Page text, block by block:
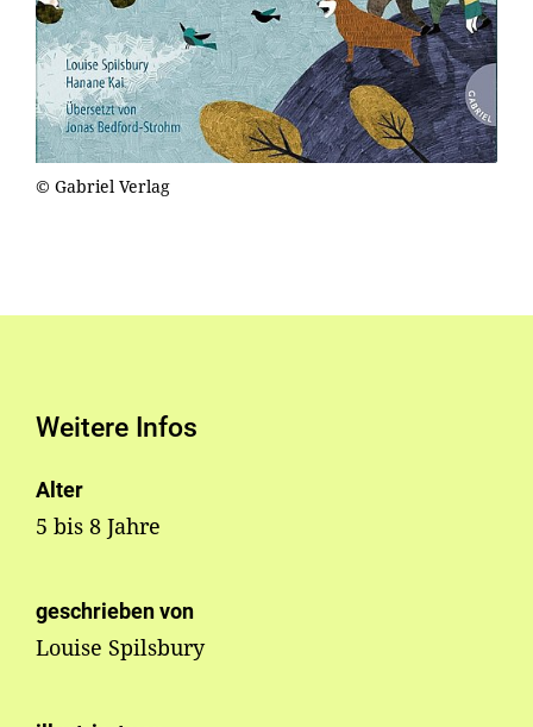
© Gabriel Verlag
Weitere Infos
Alter
5 bis 8 Jahre
geschrieben von
Louise Spilsbury